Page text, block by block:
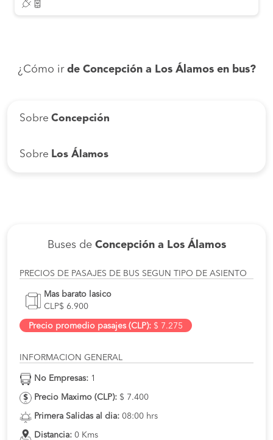
¿Cómo ir de Concepción a Los Álamos en bus?
Sobre Concepción
Sobre Los Álamos
Buses de Concepción a Los Álamos
PRECIOS DE PASAJES DE BUS SEGUN TIPO DE ASIENTO
Mas barato lasico
CLP$ 6.900
Precio promedio pasajes (CLP): $ 7.275
INFORMACION GENERAL
No Empresas: 1
Precio Maximo (CLP): $ 7.400
Primera Salidas al dia: 08:00 hrs
Distancia: 0 Kms